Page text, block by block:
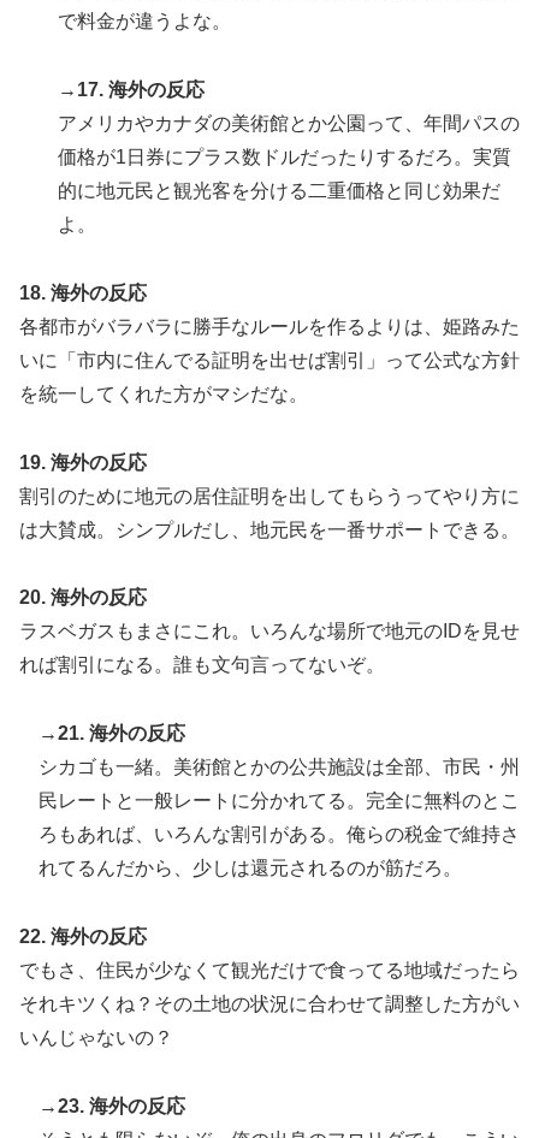
で料金が違うよな。
→17. 海外の反応
アメリカやカナダの美術館とか公園って、年間パスの
価格が1日券にプラス数ドルだったりするだろ。実質
的に地元民と観光客を分ける二重価格と同じ効果だ
よ。
18. 海外の反応
各都市がバラバラに勝手なルールを作るよりは、姫路みた
いに「市内に住んでる証明を出せば割引」って公式な方針
を統一してくれた方がマシだな。
19. 海外の反応
割引のために地元の居住証明を出してもらうってやり方に
は大賛成。シンプルだし、地元民を一番サポートできる。
20. 海外の反応
ラスベガスもまさにこれ。いろんな場所で地元のIDを見せ
れば割引になる。誰も文句言ってないぞ。
→21. 海外の反応
シカゴも一緒。美術館とかの公共施設は全部、市民・州
民レートと一般レートに分かれてる。完全に無料のとこ
ろもあれば、いろんな割引がある。俺らの税金で維持さ
れてるんだから、少しは還元されるのが筋だろ。
22. 海外の反応
でもさ、住民が少なくて観光だけで食ってる地域だったら
それキツくね？その土地の状況に合わせて調整した方がい
いんじゃないの？
→23. 海外の反応